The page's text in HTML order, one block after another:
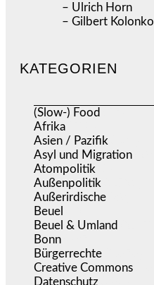
– Ulrich Horn
– Gilbert Kolonko
KATEGORIEN
(Slow-) Food
Afrika
Asien / Pazifik
Asyl und Migration
Atompolitik
Außenpolitik
Außerirdische
Beuel
Beuel & Umland
Bonn
Bürgerrechte
Creative Commons
Datenschutz